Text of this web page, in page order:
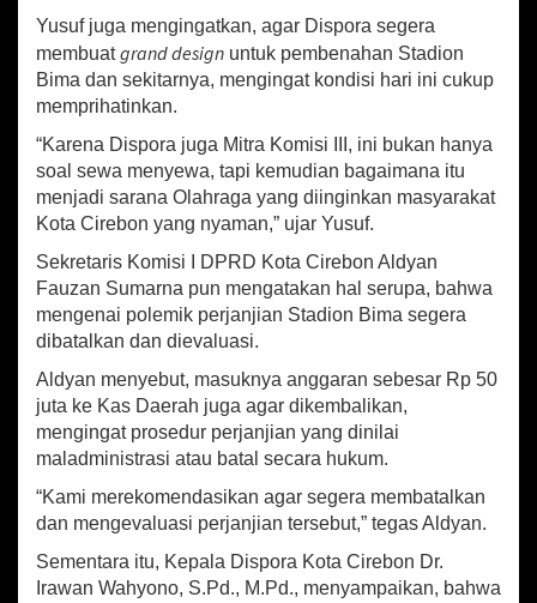
Yusuf juga mengingatkan, agar Dispora segera
membuatgrand design untuk pembenahan Stadion
Bima dan sekitarnya, mengingat kondisi hari ini cukup
memprihatinkan.
“Karena Dispora juga Mitra Komisi III, ini bukan hanya
soal sewa menyewa, tapi kemudian bagaimana itu
menjadi sarana Olahraga yang diinginkan masyarakat
Kota Cirebon yang nyaman,” ujar Yusuf.
Sekretaris Komisi I DPRD Kota Cirebon Aldyan
Fauzan Sumarna pun mengatakan hal serupa, bahwa
mengenai polemik perjanjian Stadion Bima segera
dibatalkan dan dievaluasi.
Aldyan menyebut, masuknya anggaran sebesar Rp 50
juta ke Kas Daerah juga agar dikembalikan,
mengingat prosedur perjanjian yang dinilai
maladministrasi atau batal secara hukum.
“Kami merekomendasikan agar segera membatalkan
dan mengevaluasi perjanjian tersebut,” tegas Aldyan.
Sementara itu, Kepala Dispora Kota Cirebon Dr.
Irawan Wahyono, S.Pd., M.Pd., menyampaikan, bahwa